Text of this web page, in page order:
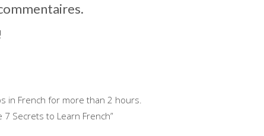
in French for more than 2 hours.
7 Secrets to Learn French”